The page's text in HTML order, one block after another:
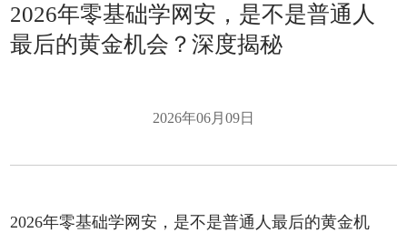
2026年零基础学网安，是不是普通人
最后的黄金机会？深度揭秘
2026年06月09日
2026年零基础学网安，是不是普通人最后的黄金机